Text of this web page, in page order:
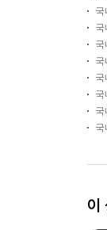
국
국
국
국
국
국
국
국
이